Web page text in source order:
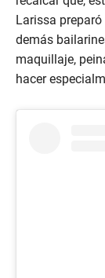
m
i
n
t
e
3
Larissa
demás
maquillaje,
hacer